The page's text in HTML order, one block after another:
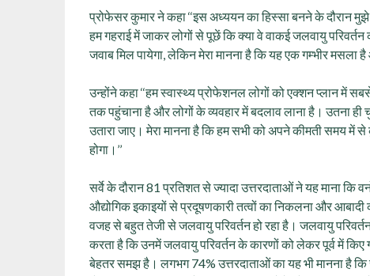
प्रोफेसर कुमार ने कहा ‘‘इस अध्ययन का हिस्सा बनने के दौरान
हम गहराई में जाकर लोगों से पूछें कि क्या वे वाकई जलवायु
जवाब मिल पायेगा, लेकिन मेरा मानना है कि यह एक गम्‍भीर मसला
उन्‍होंने कहा ‘‘हम स्‍वास्‍थ्‍य प्रोफेशनल लोगों को एक्‍शन प्‍लान
तक पहुंचाना है और लोगों के व्‍यवहार में बदलाव लाना है। उतना ही
उतारा जाए। मेरा मानना है कि हम सभी को अपने कीमती समय में से
होगा।’’
सर्वे के दौरान 81 प्रतिशत से ज्यादा उत्तरदाताओं ने यह माना कि
औद्योगिक इकाइयों से प्रदूषणकारी तत्वों का निकलना और
वजह से बहुत तेजी से जलवायु परिवर्तन हो रहा है। जलवायु
करता है कि उनमें जलवायु परिवर्तन के कारणों को लेकर पूर्व में
बेहतर समझ है। लगभग 74% उत्तरदाताओं का यह भी मानना है